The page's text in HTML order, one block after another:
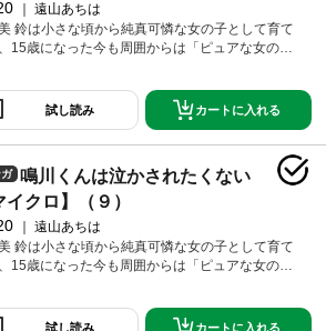
遠山あちは
鈴は小さな頃から純真可憐な女の子として育て
15歳になった今も周囲からは「ピュアな女の
通りドM男子まんがを堪能していると、同じクラス
男子・鳴川琉生と鉢合わせてしまい！？ 彼が自
に強気なドS発言をするほど泣かせたくなる！ ぐ
ぐしょにされて泣かされちゃう姿…きっとかわい
まってる…鳴川くんには…絶対に素質がある―
真な攻め女子×強気な受け男子の新時代青春ラ
待望の第8巻配信。
試し読み カートに入れる
鳴川くんは泣かされたくない
イクロ】（９）
遠山あちは
鈴は小さな頃から純真可憐な女の子として育て
15歳になった今も周囲からは「ピュアな女の
通りドM男子まんがを堪能していると、同じクラス
試し読み カートに入れる